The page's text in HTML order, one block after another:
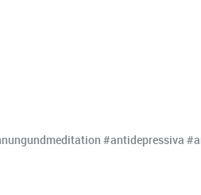
#antidepressiva